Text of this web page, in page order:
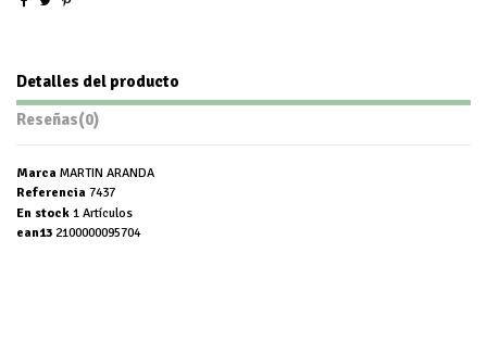
Detalles del producto
Reseñas(0)
Marca MARTIN ARANDA
Referencia 7437
En stock 1 Artículos
ean13 2100000095704